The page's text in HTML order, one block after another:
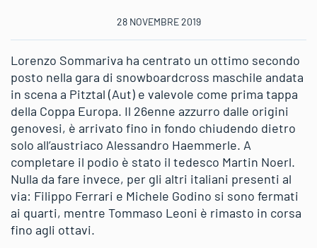
28 NOVEMBRE 2019
Lorenzo Sommariva ha centrato un ottimo secondo
posto nella gara di snowboardcross maschile andata
in scena a Pitztal (Aut) e valevole come prima tappa
della Coppa Europa. Il 26enne azzurro dalle origini
genovesi, è arrivato fino in fondo chiudendo dietro
solo all’austriaco Alessandro Haemmerle. A
completare il podio è stato il tedesco Martin Noerl.
Nulla da fare invece, per gli altri italiani presenti al
via: Filippo Ferrari e Michele Godino si sono fermati
ai quarti, mentre Tommaso Leoni è rimasto in corsa
fino agli ottavi.